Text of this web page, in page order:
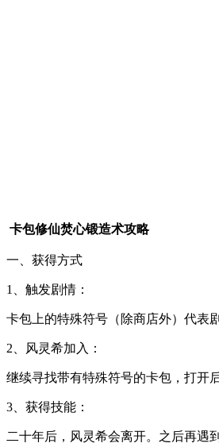
卡包修仙焚心锻造术攻略
一、获得方式
1、触发剧情：
卡包上的特殊符号（除商店外）代表
2、风灵希加入：
继续寻找带有特殊符号的卡包，打开
3、获得技能：
二十年后，风灵希会离开。之后再遇